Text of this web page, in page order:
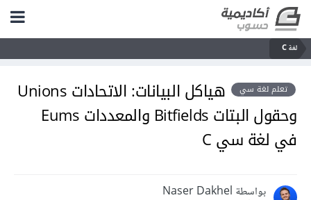
لغة C
تعلم لغة سي
هياكل البيانات: الاتحادات Unions
وحقول البتات Bitfields والمعددات Eums
في لغة سي C
بواسطة Naser Dakhel